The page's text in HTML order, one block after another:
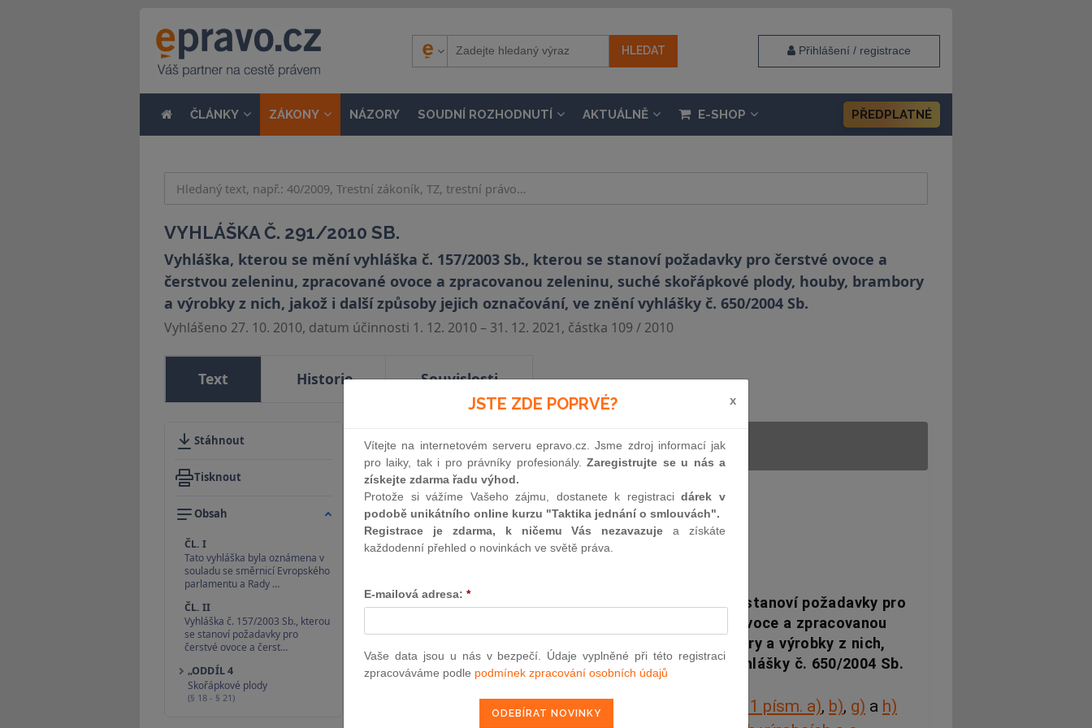
Přihlášení / registrace
ČLÁNKY ZÁKONY NÁZORY SOUDNÍ ROZHODNUTÍ AKTUÁLNĚ E-SHOP PŘEDPLATNÉ
VYHLÁŠKA Č. 291/2010 SB.
Vyhláška, kterou se mění vyhláška č. 157/2003 Sb., kterou se stanoví požadavky pro čerstvé ovoce a
čerstvou zeleninu, zpracované ovoce a zpracovanou zeleninu, suché skořápkové plody, houby, brambory
a výrobky z nich, jakož i další způsoby jejich označování, ve znění vyhlášky č. 650/2004 Sb.
Vyhlášeno 27. 10. 2010, datum účinnosti 1. 12. 2010 – 31. 12. 2021, částka 109 / 2010
Text Historie Souvislosti
Stáhnout
Tisknout
Obsah
ČL. I
Tato vyhláška byla oznámena v
souladu se směrnicí Evropského
parlamentu a Rady …
ČL. II
Vyhláška č. 157/2003 Sb., kterou
se stanoví požadavky pro
čerstvé ovoce a čerst…
„ODDÍL 4
Skořápkové plody
(§ 18 - § 21)
Minulé neúčinné zněníod 1. 12. 2010 - 31. 12. 2021
291
VYHLÁŠKA
kterou se mění vyhláška č. 157/2003 Sb., kterou se stanoví požadavky pro
čerstvé ovoce a čerstvou zeleninu, zpracované ovoce a zpracovanou
zeleninu, suché skořápkové plody, houby, brambory a výrobky z nich,
jakož i další způsoby jejich označování, ve znění vyhlášky č. 650/2004 Sb.
Ministerstvo zemědělství stanoví podle § 18 odst. 1 písm. a), b), g) a h)
JSTE ZDE POPRVÉ? x
Vítejte na internetovém serveru epravo.cz. Jsme zdroj informací jak
pro laiky, tak i pro právníky profesionály.Zaregistrujte se u nás a
získejte zdarma řadu výhod.
Protože si vážíme Vašeho zájmu, dostanete k registracidárek v
podobě unikátního online kurzu "Taktika jednání o smlouvách".
Registrace je zdarma, k ničemu Vás nezavazuje a získáte
každodenní přehled o novinkách ve světě práva.
E-mailová adresa: *
Vaše data jsou u nás v bezpečí. Údaje vyplněné při této registraci
zpracováváme podle podmínek zpracování osobních údajů